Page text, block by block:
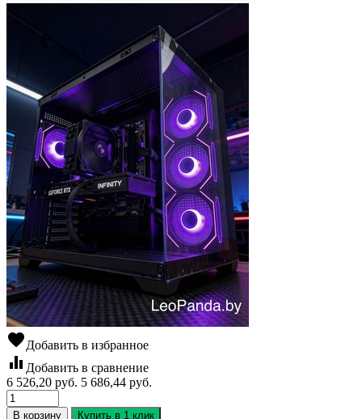
favoriteДобавить в избранное
equalizer Добавить в сравнение
6 526,20 руб. 5 686,44 руб.
В корзину Купить в 1 клик